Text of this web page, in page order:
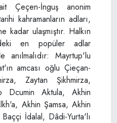
Çeçen-İnguş anonim
kahramanların adları,
kadar ulaşmıştır. Halkın
en popüler adlar
anılmalıdır: Mayrtup'lu
amcası oğlu Çieçan-
Zaytan Şikhmirza,
Dcumin Aktula, Akhin
Akhin Şamsa, Akhin
İdalal, Dâdi-Yurta'lı